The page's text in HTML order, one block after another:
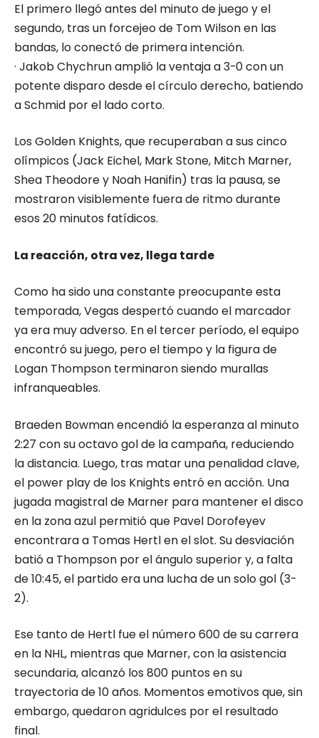
El primero llegó antes del minuto de juego y el
segundo, tras un forcejeo de Tom Wilson en las
bandas, lo conectó de primera intención.
· Jakob Chychrun amplió la ventaja a 3-0 con un
potente disparo desde el círculo derecho, batiendo
a Schmid por el lado corto.
Los Golden Knights, que recuperaban a sus cinco
olímpicos (Jack Eichel, Mark Stone, Mitch Marner,
Shea Theodore y Noah Hanifin) tras la pausa, se
mostraron visiblemente fuera de ritmo durante
esos 20 minutos fatídicos.
La reacción, otra vez, llega tarde
Como ha sido una constante preocupante esta
temporada, Vegas despertó cuando el marcador
ya era muy adverso. En el tercer período, el equipo
encontró su juego, pero el tiempo y la figura de
Logan Thompson terminaron siendo murallas
infranqueables.
Braeden Bowman encendió la esperanza al minuto
2:27 con su octavo gol de la campaña, reduciendo
la distancia. Luego, tras matar una penalidad clave,
el power play de los Knights entró en acción. Una
jugada magistral de Marner para mantener el disco
en la zona azul permitió que Pavel Dorofeyev
encontrara a Tomas Hertl en el slot. Su desviación
batió a Thompson por el ángulo superior y, a falta
de 10:45, el partido era una lucha de un solo gol (3-
2).
Ese tanto de Hertl fue el número 600 de su carrera
en la NHL, mientras que Marner, con la asistencia
secundaria, alcanzó los 800 puntos en su
trayectoria de 10 años. Momentos emotivos que, sin
embargo, quedaron agridulces por el resultado
final.